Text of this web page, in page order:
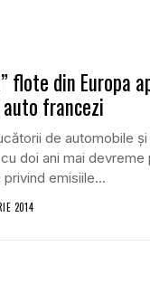
flote din Europa
francezi
de automobile şi
doi ani mai devreme
emisiile...
2014